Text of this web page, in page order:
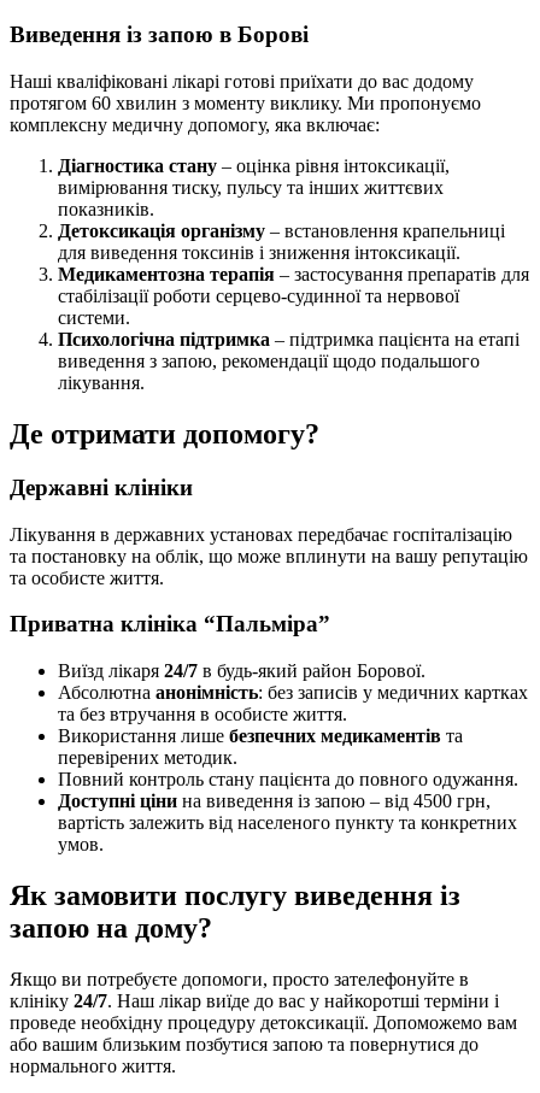
Виведення із запою в Борові
Наші кваліфіковані лікарі готові приїхати до вас додому
протягом 60 хвилин з моменту виклику. Ми пропонуємо
комплексну медичну допомогу, яка включає:
Діагностика стану – оцінка рівня інтоксикації,
вимірювання тиску, пульсу та інших життєвих
показників.
Детоксикація організму – встановлення крапельниці
для виведення токсинів і зниження інтоксикації.
Медикаментозна терапія – застосування препаратів для
стабілізації роботи серцево-судинної та нервової
системи.
Психологічна підтримка – підтримка пацієнта на етапі
виведення з запою, рекомендації щодо подальшого
лікування.
Де отримати допомогу?
Державні клініки
Лікування в державних установах передбачає госпіталізацію
та постановку на облік, що може вплинути на вашу репутацію
та особисте життя.
Приватна клініка “Пальміра”
Виїзд лікаря 24/7 в будь-який район Борової.
Абсолютна анонімність: без записів у медичних картках
та без втручання в особисте життя.
Використання лише безпечних медикаментів та
перевірених методик.
Повний контроль стану пацієнта до повного одужання.
Доступні ціни на виведення із запою – від 4500 грн,
вартість залежить від населеного пункту та конкретних
умов.
Як замовити послугу виведення із
запою на дому?
Якщо ви потребуєте допомоги, просто зателефонуйте в
клініку 24/7. Наш лікар виїде до вас у найкоротші терміни і
проведе необхідну процедуру детоксикації. Допоможемо вам
або вашим близьким позбутися запою та повернутися до
нормального життя.